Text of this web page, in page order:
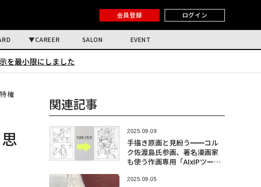
会員登録 ログイン
CAREER SALON EVENT
を最小限にしました
権
関連記事
2025.09.09
手描き原画と見紛う━━コル
ク佐渡島氏参画、著名漫画家
も使う作画専用「AIxIPツー
2025.09.05